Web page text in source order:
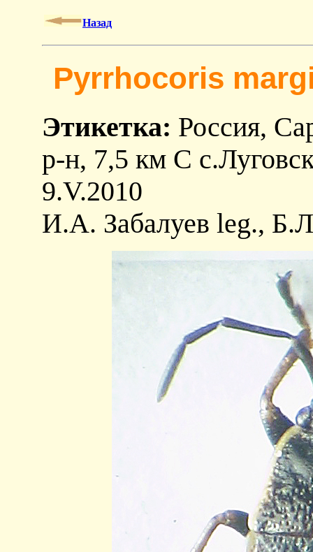
Назад
Pyrrhocoris
Этикетка: Россия,
р-н, 7,5 км C
9.V.2010
И.А. Забалуев leg.,